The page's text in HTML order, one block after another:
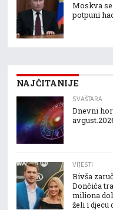
Moskva
potpuni
NAJČITANIJE
SVAŠTARA
Dnevni
VIJESTI
Bivša
Dončića
miliona
želi i djecu